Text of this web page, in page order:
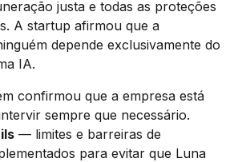
justa e todas as proteções
A startup afirmou que a
depende exclusivamente do
IA.
confirmou que a empresa está
sempre que necessário.
— limites e barreiras de
para evitar que Luna